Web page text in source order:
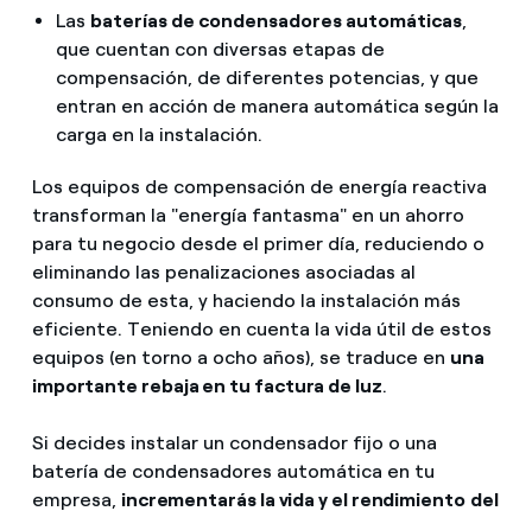
Las baterías de condensadores automáticas,
que cuentan con diversas etapas de
compensación, de diferentes potencias, y que
entran en acción de manera automática según la
carga en la instalación.
Los equipos de compensación de energía reactiva
transforman la "energía fantasma" en un ahorro
para tu negocio desde el primer día, reduciendo o
eliminando las penalizaciones asociadas al
consumo de esta, y haciendo la instalación más
eficiente. Teniendo en cuenta la vida útil de estos
equipos (en torno a ocho años), se traduce en una
importante rebaja en tu factura de luz.
Si decides instalar un condensador fijo o una
batería de condensadores automática en tu
empresa, incrementarás la vida y el rendimiento del